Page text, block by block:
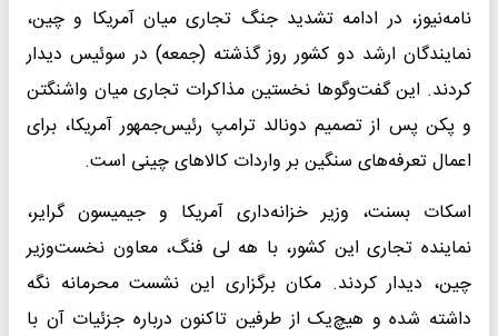
نامه‌نیوز، در ادامه تشدید جنگ تجاری میان آمریکا و چین،
نمایندگان ارشد دو کشور روز گذشته (جمعه) در سوئیس دیدار
کردند. این گفت‌وگوها نخستین مذاکرات تجاری میان واشنگتن
و پکن پس از تصمیم دونالد ترامپ رئیس‌جمهور آمریکا، برای
اعمال تعرفه‌های سنگین بر واردات کالاهای چینی است.
اسکات بسنت، وزیر خزانه‌داری آمریکا و جیمیسون گرایر،
نماینده تجاری این کشور، با هه لی فنگ، معاون نخست‌وزیر
چین، دیدار کردند. مکان برگزاری این نشست محرمانه نگه
داشته شده و هیچ‌یک از طرفین تاکنون درباره جزئیات آن با